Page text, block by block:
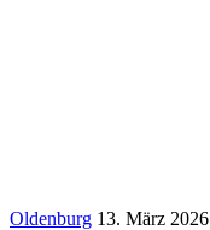
Oldenburg 13. März 2026